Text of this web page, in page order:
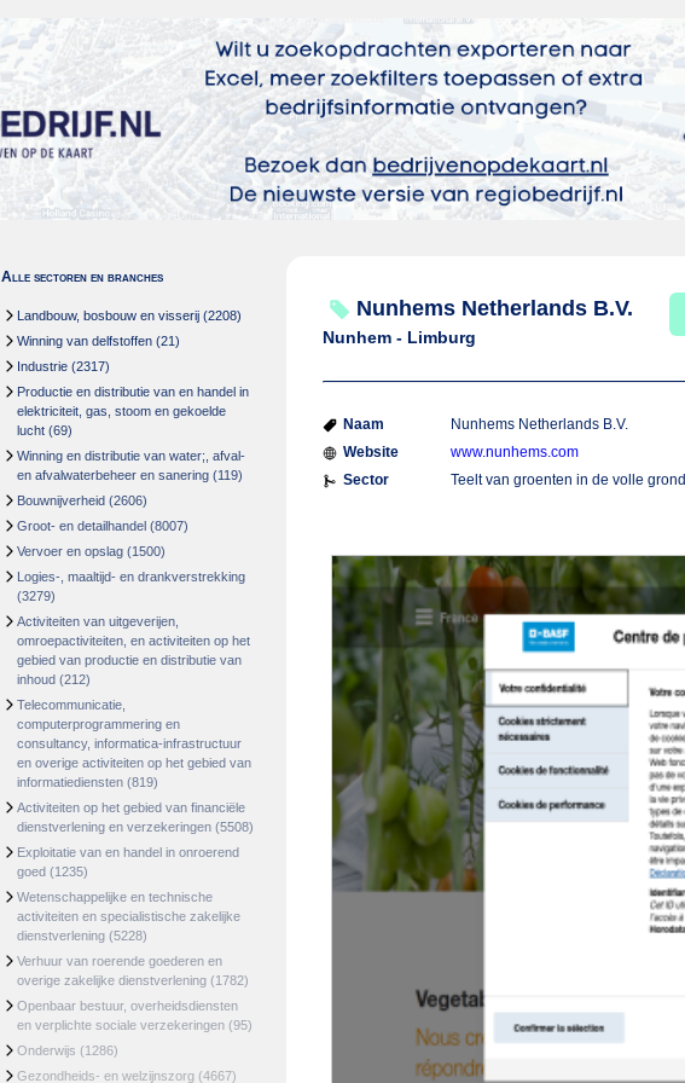
Alle sectoren en branches
Landbouw, bosbouw en visserij (2208)
Winning van delfstoffen (21)
Industrie (2317)
Productie en distributie van en handel in
elektriciteit, gas, stoom en gekoelde
lucht (69)
Winning en distributie van water;, afval-
en afvalwaterbeheer en sanering (119)
Bouwnijverheid (2606)
Groot- en detailhandel (8007)
Vervoer en opslag (1500)
Logies-, maaltijd- en drankverstrekking
(3279)
Activiteiten van uitgeverijen,
omroepactiviteiten, en activiteiten op het
gebied van productie en distributie van
inhoud (212)
Telecommunicatie,
computerprogrammering en
consultancy, informatica-infrastructuur
en overige activiteiten op het gebied van
informatiediensten (819)
Activiteiten op het gebied van financiële
dienstverlening en verzekeringen (5508)
Exploitatie van en handel in onroerend
goed (1235)
Wetenschappelijke en technische
activiteiten en specialistische zakelijke
dienstverlening (5228)
Verhuur van roerende goederen en
overige zakelijke dienstverlening (1782)
Openbaar bestuur, overheidsdiensten
en verplichte sociale verzekeringen (95)
Onderwijs (1286)
Gezondheids- en welzijnszorg (4667)
Nunhems Netherlands B.V.
Nunhem - Limburg
Naam
Nunhems Netherlands B.V.
Website
www.nunhems.com
Sector
Teelt van groenten in de volle grond